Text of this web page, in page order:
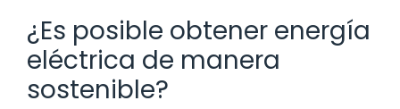
¿Es posible obtener energía
eléctrica de manera
sostenible?